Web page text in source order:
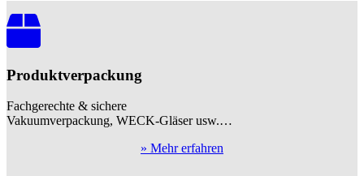
Produktverpackung
Fachgerechte & sichere
Vakuumverpackung, WECK-Gläser usw.…
» Mehr erfahren